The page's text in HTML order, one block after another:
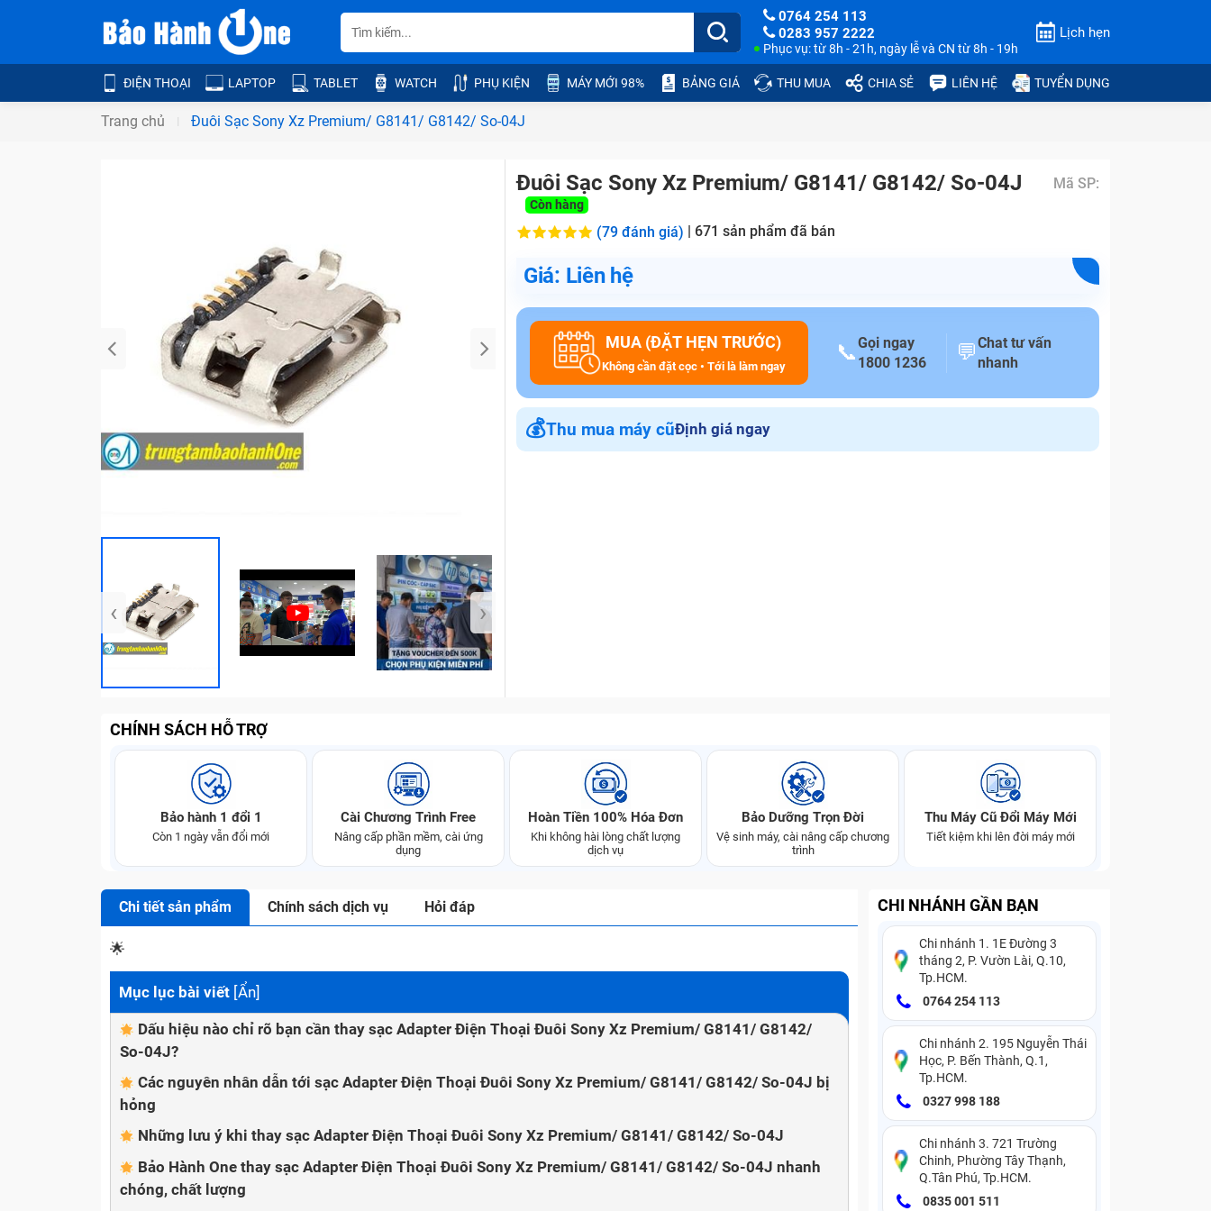
0764 254 113
0283 957 2222
Phục vụ: từ 8h - 21h, ngày lễ và CN từ 8h - 19h
Lịch hẹn
ĐIỆN THOẠI LAPTOP TABLET WATCH PHỤ KIỆN MÁY MỚI 98% BẢNG GIÁ THU MUA CHIA SẺ LIÊN HỆ TUYỂN DỤNG
Trang chủ Đuôi Sạc Sony Xz Premium/ G8141/ G8142/ So-04J
‹ ›
Đuôi Sạc Sony Xz Premium/ G8141/ G8142/ So-04J Mã SP:
Còn hàng
(79 đánh giá) | 671 sản phẩm đã bán
Giá: Liên hệ
MUA (ĐẶT HẸN TRƯỚC)
Không cần đặt cọc • Tới là làm ngay
📞Gọi ngay
1800 1236
💬Chat tư vấn
nhanh
💰Thu mua máy cũĐịnh giá ngay
CHÍNH SÁCH HỖ TRỢ
Bảo hành 1 đổi 1
Còn 1 ngày vẫn đổi mới
Cài Chương Trình Free
Nâng cấp phần mềm, cài ứng
dụng
Hoàn Tiền 100% Hóa Đơn
Khi không hài lòng chất lượng
dịch vụ
Bảo Dưỡng Trọn Đời
Vệ sinh máy, cài nâng cấp chương
trình
Thu Máy Cũ Đổi Máy Mới
Tiết kiệm khi lên đời máy mới
Chi tiết sản phẩm Chính sách dịch vụ Hỏi đáp
🌟
Mục lục bài viết [Ẩn]
Dấu hiệu nào chỉ rõ bạn cần thay sạc Adapter Điện Thoại Đuôi Sony Xz Premium/ G8141/ G8142/
So-04J?
Các nguyên nhân dẫn tới sạc Adapter Điện Thoại Đuôi Sony Xz Premium/ G8141/ G8142/ So-04J bị
hỏng
Những lưu ý khi thay sạc Adapter Điện Thoại Đuôi Sony Xz Premium/ G8141/ G8142/ So-04J
Bảo Hành One thay sạc Adapter Điện Thoại Đuôi Sony Xz Premium/ G8141/ G8142/ So-04J nhanh
chóng, chất lượng
CHI NHÁNH GẦN BẠN
Chi nhánh 1. 1E Đường 3
tháng 2, P. Vườn Lài, Q.10,
Tp.HCM.
0764 254 113
Chi nhánh 2. 195 Nguyễn Thái
Học, P. Bến Thành, Q.1,
Tp.HCM.
0327 998 188
Chi nhánh 3. 721 Trường
Chinh, Phường Tây Thạnh,
Q.Tân Phú, Tp.HCM.
0835 001 511